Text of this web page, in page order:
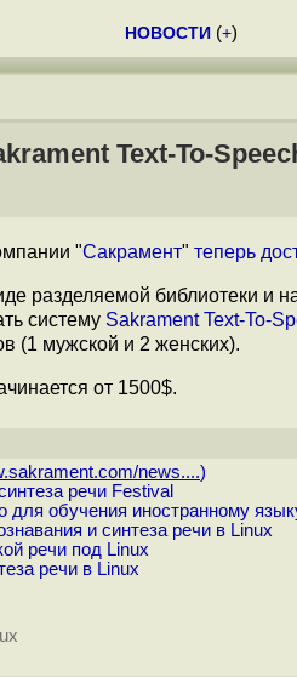
НОВОСТИ (+)
Text-To-
"Сакрамент" теперь
разделяемой библиотеки и
систему Sakrament Text-To-
(1 мужской и 2 женских).
от 1500$.
news....)
речи Festival
для обучения иностранному
и синтеза речи в Linux
речи под Linux
речи в Linux